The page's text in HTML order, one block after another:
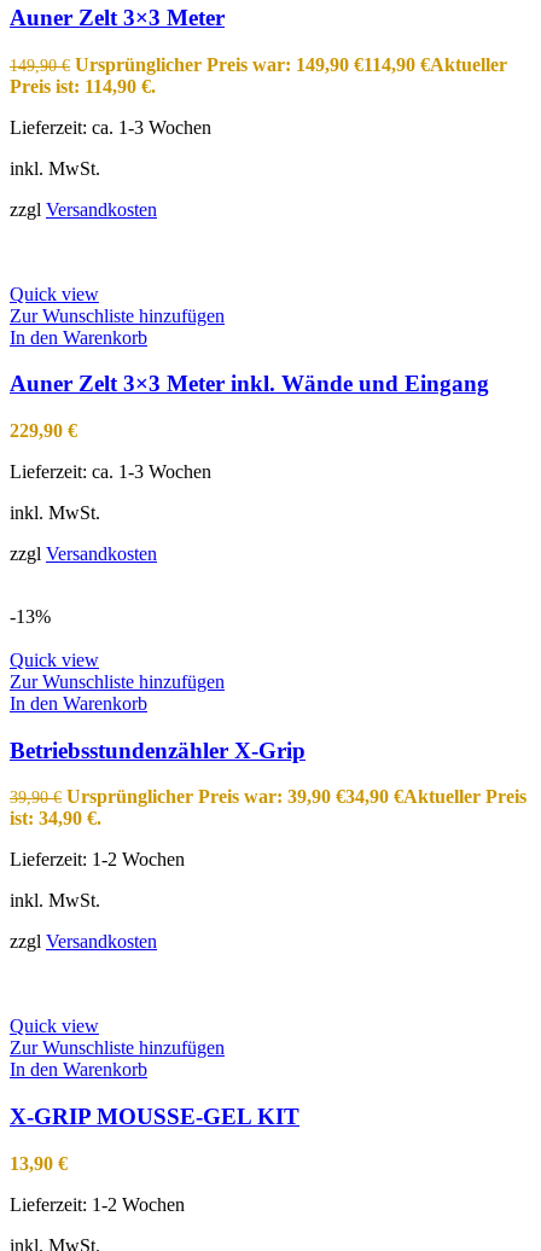
Auner Zelt 3×3 Meter
149,90€ Ursprünglicher Preis war: 149,90 €114,90 €Aktueller
Preis ist: 114,90 €.
Lieferzeit: ca. 1-3 Wochen
inkl. MwSt.
zzgl Versandkosten
Quick view
Zur Wunschliste hinzufügen
In den Warenkorb
Auner Zelt 3×3 Meter inkl. Wände und Eingang
229,90 €
Lieferzeit: ca. 1-3 Wochen
inkl. MwSt.
zzgl Versandkosten
-13%
Quick view
Zur Wunschliste hinzufügen
In den Warenkorb
Betriebsstundenzähler X-Grip
39,90€ Ursprünglicher Preis war: 39,90 €34,90 €Aktueller Preis
ist: 34,90 €.
Lieferzeit: 1-2 Wochen
inkl. MwSt.
zzgl Versandkosten
Quick view
Zur Wunschliste hinzufügen
In den Warenkorb
X-GRIP MOUSSE-GEL KIT
13,90 €
Lieferzeit: 1-2 Wochen
inkl. MwSt.